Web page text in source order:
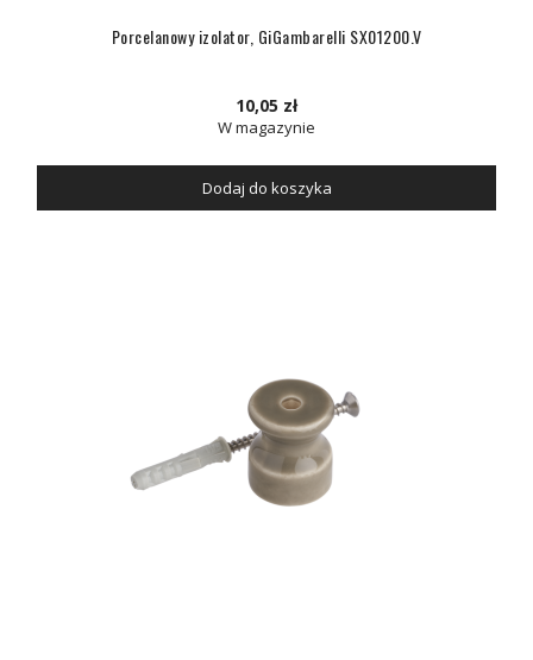
Porcelanowy izolator, GiGambarelli SX01200.V
10,05 zł
W magazynie
Dodaj do koszyka